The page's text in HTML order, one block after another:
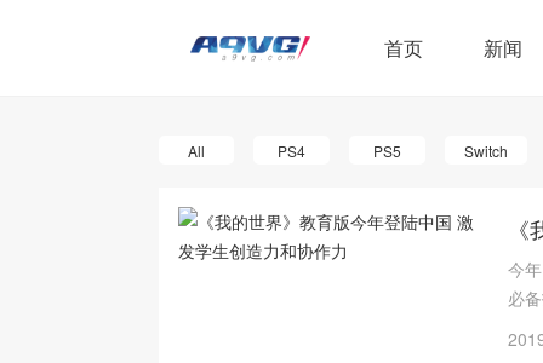
首页 新闻
All PS4 PS5 Switch
今
必